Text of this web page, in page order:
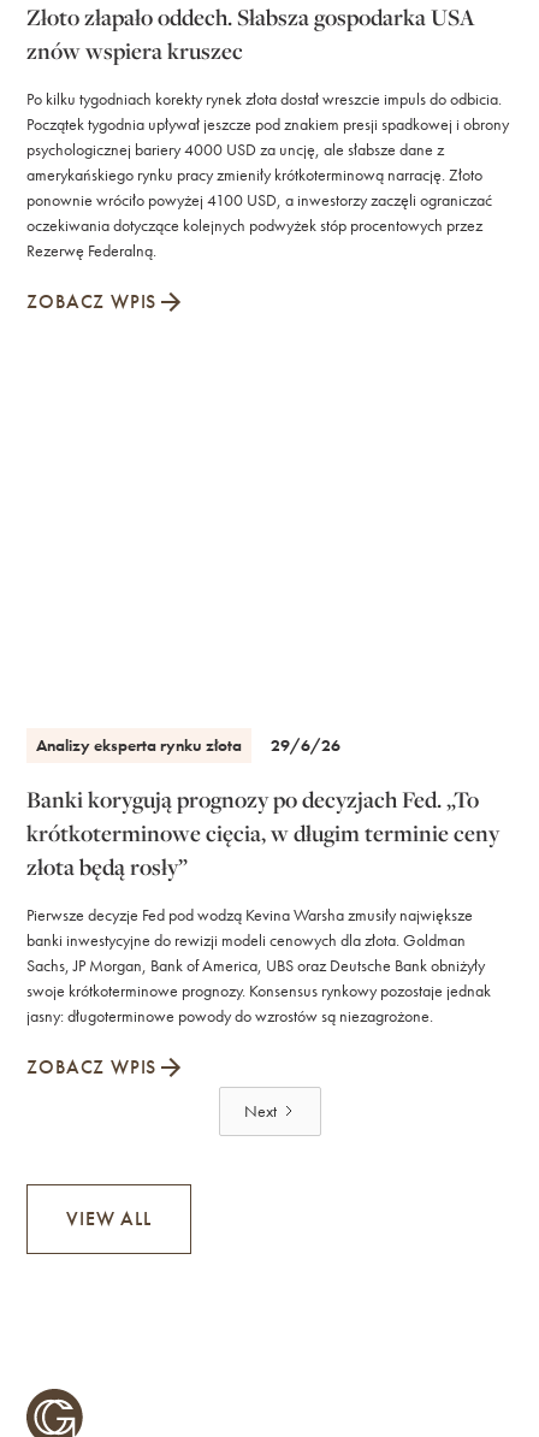
Złoto złapało oddech. Słabsza gospodarka USA
znów wspiera kruszec
Po kilku tygodniach korekty rynek złota dostał wreszcie impuls do odbicia.
Początek tygodnia upływał jeszcze pod znakiem presji spadkowej i obrony
psychologicznej bariery 4000 USD za uncję, ale słabsze dane z
amerykańskiego rynku pracy zmieniły krótkoterminową narrację. Złoto
ponownie wróciło powyżej 4100 USD, a inwestorzy zaczęli ograniczać
oczekiwania dotyczące kolejnych podwyżek stóp procentowych przez
Rezerwę Federalną.
ZOBACZ WPIS
Analizy eksperta rynku złota 29/6/26
Banki korygują prognozy po decyzjach Fed. „To
krótkoterminowe cięcia, w długim terminie ceny
złota będą rosły”
Pierwsze decyzje Fed pod wodzą Kevina Warsha zmusiły największe
banki inwestycyjne do rewizji modeli cenowych dla złota. Goldman
Sachs, JP Morgan, Bank of America, UBS oraz Deutsche Bank obniżyły
swoje krótkoterminowe prognozy. Konsensus rynkowy pozostaje jednak
jasny: długoterminowe powody do wzrostów są niezagrożone.
ZOBACZ WPIS
Next
VIEW ALL